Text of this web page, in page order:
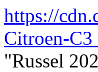
https://
Citroen-
"Russel